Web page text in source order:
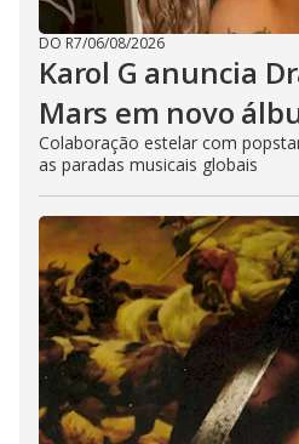
DO R7/06/08/2026
Karol G anuncia
Mars em novo
Colaboração estelar com
as paradas musicais globais